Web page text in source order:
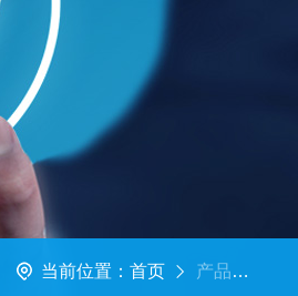
当前位置：首页 产品中心